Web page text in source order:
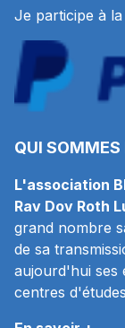
Je participe à
QUI SOMMES
L'association
Rav Dov Roth
grand nombre
de sa
aujourd'hui ses
centres